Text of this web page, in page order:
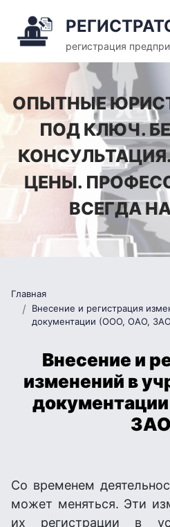
регистрация
ОПЫТНЫЕ
ПОД КЛЮЧ.
ЦЕНЫ.
ВСЕГДА
Главная
Внесение и регистрация
документации (ООО, ОАО,
Внесение и
изменений в
Со временем
может меняться. Эти
их регистрации в